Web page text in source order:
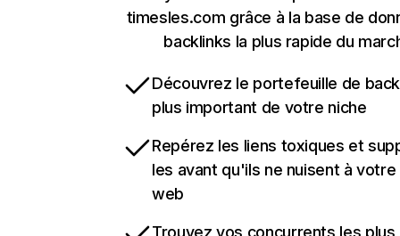
timesles.com grâce à la base de
backlinks la plus rapide du
Découvrez le portefeuille de
plus important de votre niche
Repérez les liens toxiques et
les avant qu'ils ne nuisent à
web
Trouvez vos concurrents les